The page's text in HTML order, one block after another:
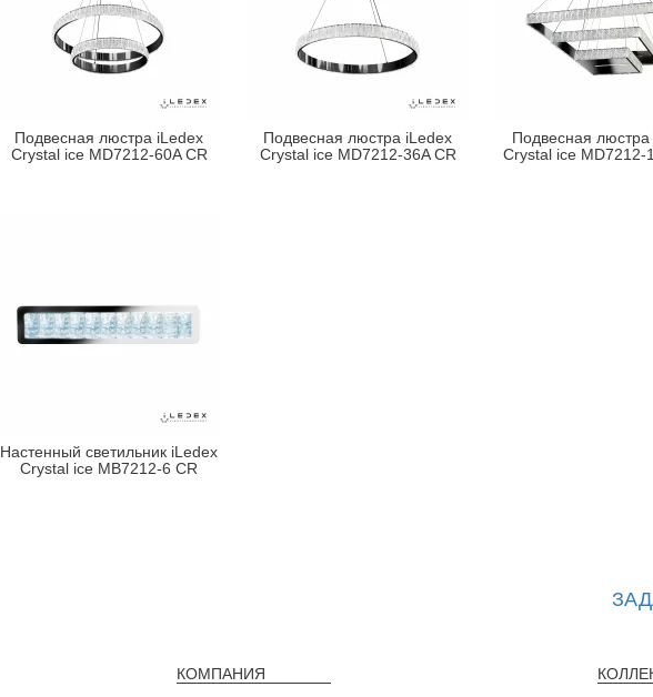
Подвесная люстра iLedex
Crystal ice MD7212-60A CR
Подвесная люстра iLedex
Crystal ice MD7212-36A CR
Подвесная
Crystal ice MD7212-
Настенный светильник iLedex
Crystal ice MB7212-6 CR
КОМПАНИЯ